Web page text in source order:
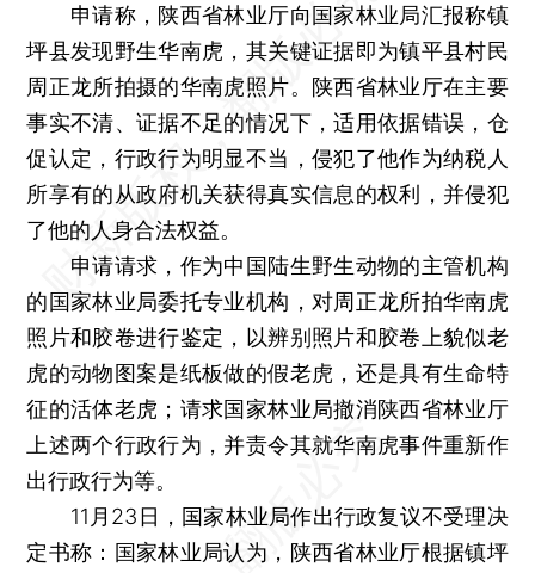
申请称，陕西省林业厅向国家林业局汇报称镇
坪县发现野生华南虎，其关键证据即为镇平县村民
周正龙所拍摄的华南虎照片。陕西省林业厅在主要
事实不清、证据不足的情况下，适用依据错误，仓
促认定，行政行为明显不当，侵犯了他作为纳税人
所享有的从政府机关获得真实信息的权利，并侵犯
了他的人身合法权益。
申请请求，作为中国陆生野生动物的主管机构
的国家林业局委托专业机构，对周正龙所拍华南虎
照片和胶卷进行鉴定，以辨别照片和胶卷上貌似老
虎的动物图案是纸板做的假老虎，还是具有生命特
征的活体老虎；请求国家林业局撤消陕西省林业厅
上述两个行政行为，并责令其就华南虎事件重新作
出行政行为等。
11月23日，国家林业局作出行政复议不受理决
定书称：国家林业局认为，陕西省林业厅根据镇坪